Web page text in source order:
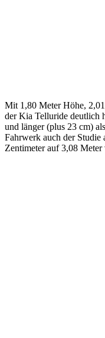
Mit 1,80 Meter Höhe,
der Kia Telluride deutlich
und länger (plus 23 cm)
Fahrwerk auch der Studie
Zentimeter auf 3,08 Meter